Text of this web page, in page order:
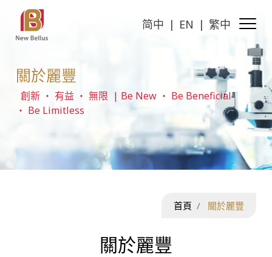
简中 EN 繁中
關於麗豐
創新 ‧ 有益 ‧ 無限 | Be New ‧ Be Beneficial
‧ Be Limitless
首頁 關於麗豐
關於麗豐